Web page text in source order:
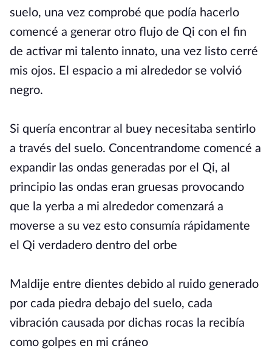
suelo, una vez comprobé que podía hacerlo
comencé a generar otro flujo de Qi con el fin
de activar mi talento innato, una vez listo cerré
mis ojos. El espacio a mi alrededor se volvió
negro.
Si quería encontrar al buey necesitaba sentirlo
a través del suelo. Concentrandome comencé a
expandir las ondas generadas por el Qi, al
principio las ondas eran gruesas provocando
que la yerba a mi alrededor comenzará a
moverse a su vez esto consumía rápidamente
el Qi verdadero dentro del orbe
Maldije entre dientes debido al ruido generado
por cada piedra debajo del suelo, cada
vibración causada por dichas rocas la recibía
como golpes en mi cráneo